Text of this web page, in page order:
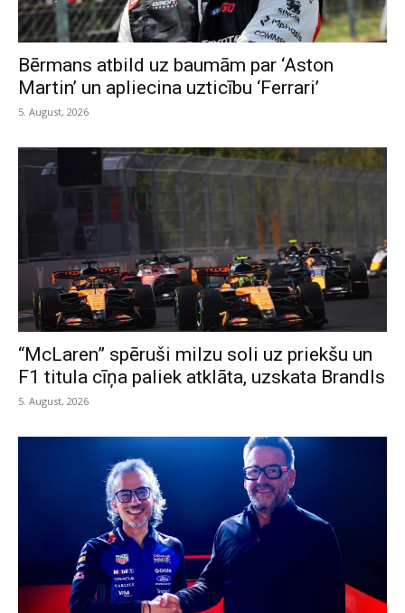
Bērmans atbild uz baumām par ‘Aston
Martin’ un apliecina uzticību ‘Ferrari’
5. August, 2026
“McLaren” spēruši milzu soli uz priekšu un
F1 titula cīņa paliek atklāta, uzskata Brandls
5. August, 2026